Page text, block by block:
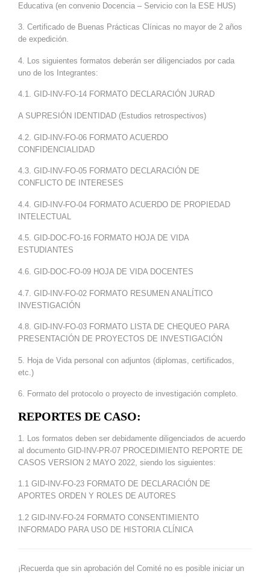
Educativa (en convenio Docencia – Servicio con la ESE HUS)
3. Certificado de Buenas Prácticas Clínicas no mayor de 2 años
de expedición.
4. Los siguientes formatos deberán ser diligenciados por cada
uno de los Integrantes:
4.1. GID-INV-FO-14 FORMATO DECLARACIÓN JURAD
A SUPRESIÓN IDENTIDAD (Estudios retrospectivos)
4.2. GID-INV-FO-06 FORMATO ACUERDO
CONFIDENCIALIDAD
4.3. GID-INV-FO-05 FORMATO DECLARACIÓN DE
CONFLICTO DE INTERESES
4.4. GID-INV-FO-04 FORMATO ACUERDO DE PROPIEDAD
INTELECTUAL
4.5. GID-DOC-FO-16 FORMATO HOJA DE VIDA
ESTUDIANTES
4.6. GID-DOC-FO-09 HOJA DE VIDA DOCENTES
4.7. GID-INV-FO-02 FORMATO RESUMEN ANALÍTICO
INVESTIGACIÓN
4.8. GID-INV-FO-03 FORMATO LISTA DE CHEQUEO PARA
PRESENTACIÓN DE PROYECTOS DE INVESTIGACIÓN
5. Hoja de Vida personal con adjuntos (diplomas, certificados,
etc.)
6. Formato del protocolo o proyecto de investigación completo.
REPORTES DE CASO:
1. Los formatos deben ser debidamente diligenciados de acuerdo
al documento GID-INV-PR-07 PROCEDIMIENTO REPORTE DE
CASOS VERSION 2 MAYO 2022, siendo los siguientes:
1.1 GID-INV-FO-23 FORMATO DE DECLARACIÓN DE
APORTES ORDEN Y ROLES DE AUTORES
1.2 GID-INV-FO-24 FORMATO CONSENTIMIENTO
INFORMADO PARA USO DE HISTORIA CLÍNICA
¡Recuerda que sin aprobación del Comité no es posible iniciar un